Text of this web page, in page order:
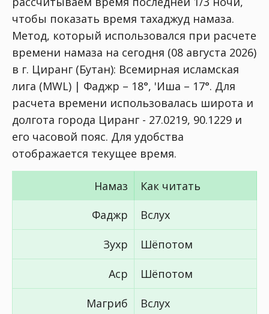
чтобы показать время тахаджуд намаза.
Метод, который использовался при расчете
времени намаза на сегодня (08 августа 2026)
в г. Циранг (Бутан): Всемирная исламская
лига (MWL) | Фаджр – 18°, 'Иша – 17°. Для
расчета времени использовалась широта и
долгота города Циранг - 27.0219, 90.1229 и
его часовой пояс. Для удобства
отображается текущее время.
Намаз
Как читать
Фаджр
Вслух
Зухр Шёпотом
Аср Шёпотом
Магриб Вслух